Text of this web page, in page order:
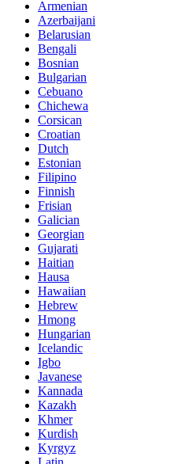
Armenian
Azerbaijani
Belarusian
Bengali
Bosnian
Bulgarian
Cebuano
Chichewa
Corsican
Croatian
Dutch
Estonian
Filipino
Finnish
Frisian
Galician
Georgian
Gujarati
Haitian
Hausa
Hawaiian
Hebrew
Hmong
Hungarian
Icelandic
Igbo
Javanese
Kannada
Kazakh
Khmer
Kurdish
Kyrgyz